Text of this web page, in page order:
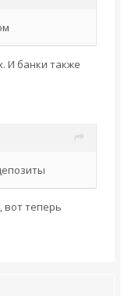
И банки также
вот теперь